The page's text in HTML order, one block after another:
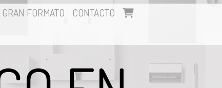
GRAN FORMATO CONTACTO